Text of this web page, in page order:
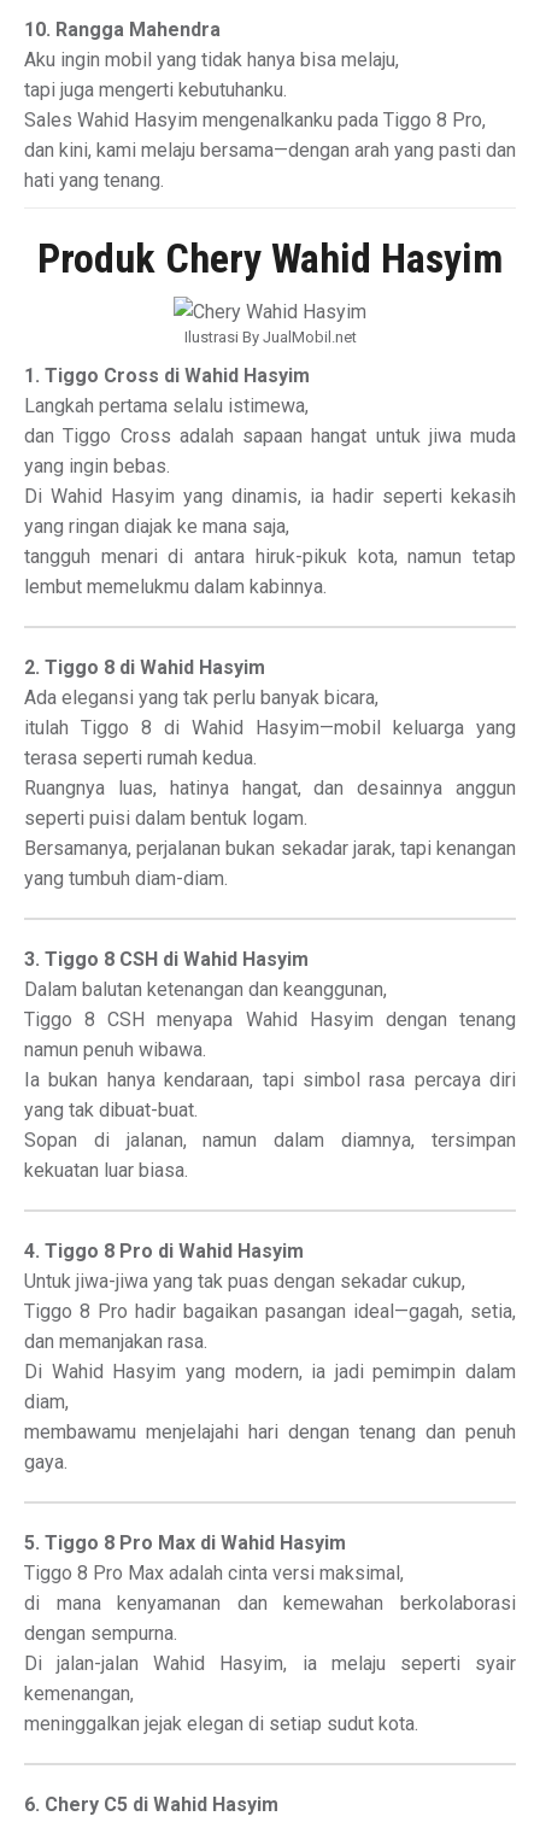
10. Rangga Mahendra
Aku ingin mobil yang tidak hanya bisa melaju,
tapi juga mengerti kebutuhanku.
Sales Wahid Hasyim mengenalkanku pada Tiggo 8 Pro,
dan kini, kami melaju bersama—dengan arah yang pasti dan
hati yang tenang.
Produk Chery Wahid Hasyim
Ilustrasi By JualMobil.net
1. Tiggo Cross di Wahid Hasyim
Langkah pertama selalu istimewa,
dan Tiggo Cross adalah sapaan hangat untuk jiwa muda
yang ingin bebas.
Di Wahid Hasyim yang dinamis, ia hadir seperti kekasih
yang ringan diajak ke mana saja,
tangguh menari di antara hiruk-pikuk kota, namun tetap
lembut memelukmu dalam kabinnya.
2. Tiggo 8 di Wahid Hasyim
Ada elegansi yang tak perlu banyak bicara,
itulah Tiggo 8 di Wahid Hasyim—mobil keluarga yang
terasa seperti rumah kedua.
Ruangnya luas, hatinya hangat, dan desainnya anggun
seperti puisi dalam bentuk logam.
Bersamanya, perjalanan bukan sekadar jarak, tapi kenangan
yang tumbuh diam-diam.
3. Tiggo 8 CSH di Wahid Hasyim
Dalam balutan ketenangan dan keanggunan,
Tiggo 8 CSH menyapa Wahid Hasyim dengan tenang
namun penuh wibawa.
Ia bukan hanya kendaraan, tapi simbol rasa percaya diri
yang tak dibuat-buat.
Sopan di jalanan, namun dalam diamnya, tersimpan
kekuatan luar biasa.
4. Tiggo 8 Pro di Wahid Hasyim
Untuk jiwa-jiwa yang tak puas dengan sekadar cukup,
Tiggo 8 Pro hadir bagaikan pasangan ideal—gagah, setia,
dan memanjakan rasa.
Di Wahid Hasyim yang modern, ia jadi pemimpin dalam
diam,
membawamu menjelajahi hari dengan tenang dan penuh
gaya.
5. Tiggo 8 Pro Max di Wahid Hasyim
Tiggo 8 Pro Max adalah cinta versi maksimal,
di mana kenyamanan dan kemewahan berkolaborasi
dengan sempurna.
Di jalan-jalan Wahid Hasyim, ia melaju seperti syair
kemenangan,
meninggalkan jejak elegan di setiap sudut kota.
6. Chery C5 di Wahid Hasyim